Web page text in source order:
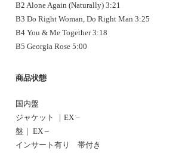
B2 Alone Again (Naturally) 3:21
B3 Do Right Woman, Do Right Man 3:25
B4 You & Me Together 3:18
B5 Georgia Rose 5:00
商品状態
国内盤
ジャケット ｜EX –
盤｜ EX –
インサート有り 帯付き